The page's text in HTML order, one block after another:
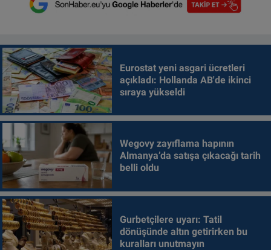
Eurostat yeni asgari ücretleri
açıkladı: Hollanda AB'de ikinci
sıraya yükseldi
Wegovy zayıflama hapının
Almanya’da satışa çıkacağı tarih
belli oldu
Gurbetçilere uyarı: Tatil
dönüşünde altın getirirken bu
kuralları unutmayın